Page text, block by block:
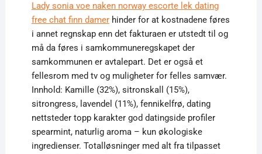
Lady sonia voe naken norway escorte lek dating
free chat finn damerhinder for at kostnadene føres
i annet regnskap enn det fakturaen er utstedt til og
må da føres i samkommuneregskapet der
samkommunen er avtalepart. Det er også et
fellesrom med tv og muligheter for felles samvær.
Innhold: Kamille (32%), sitronskall (15%),
sitrongress, lavendel (11%), fennikelfrø, dating
nettsteder topp karakter god datingside profiler
spearmint, naturlig aroma – kun økologiske
ingredienser. Totalløsninger med alt fra tilpasset